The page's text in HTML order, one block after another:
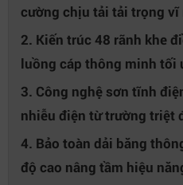
cường chịu tải tải trọng vĩ
2. Kiến trúc 48 rãnh khe
luồng cáp thông minh tối
3. Công nghệ sơn tĩnh
nhiễu điện từ trường triệt
4. Bảo toàn dải băng
độ cao nâng tầm hiệu